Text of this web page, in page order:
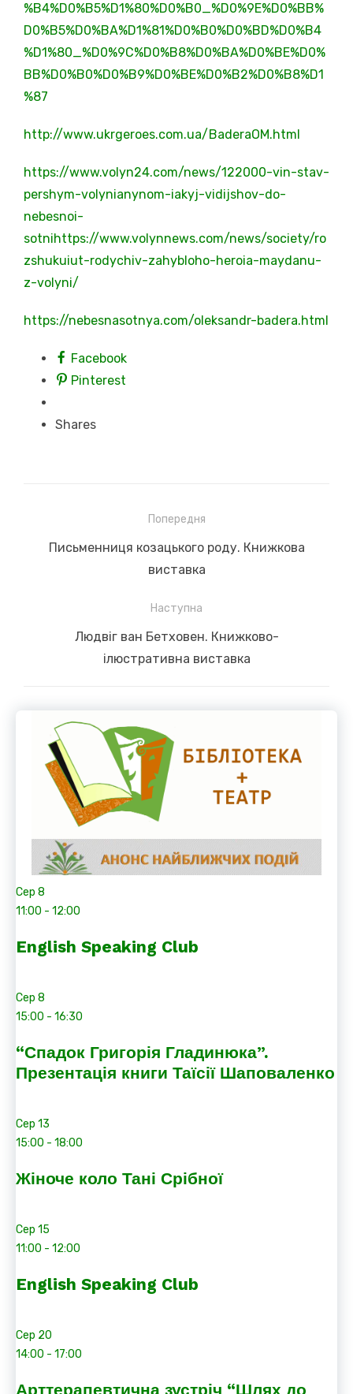
%B4%D0%B5%D1%80%D0%B0_%D0%9E%D0%BB%
D0%B5%D0%BA%D1%81%D0%B0%D0%BD%D0%B4
%D1%80_%D0%9C%D0%B8%D0%BA%D0%BE%D0%
BB%D0%B0%D0%B9%D0%BE%D0%B2%D0%B8%D1
%87
http://www.ukrgeroes.com.ua/BaderaOM.html
https://www.volyn24.com/news/122000-vin-stav-
pershym-volynianynom-iakyj-vidijshov-do-
nebesnoi-
sotnihttps://www.volynnews.com/news/society/ro
zshukuiut-rodychiv-zahybloho-heroia-maydanu-
z-volyni/
https://nebesnasotnya.com/oleksandr-badera.html
Facebook
Pinterest
Shares
записів
Попередня
Previous
Письменниця козацького роду. Книжкова
виставка
Наступна
Людвіг ван Бетховен. Книжково-
ілюстративна виставка
Сер 8
11:00 - 12:00
English Speaking Club
Сер 8
15:00 - 16:30
“Спадок Григорія Гладинюка”.
Презентація книги Таїсії Шаповаленко
Сер 13
15:00 - 18:00
Жіноче коло Тані Срібної
Сер 15
11:00 - 12:00
English Speaking Club
Сер 20
14:00 - 17:00
Арттерапевтична зустріч “Шлях до